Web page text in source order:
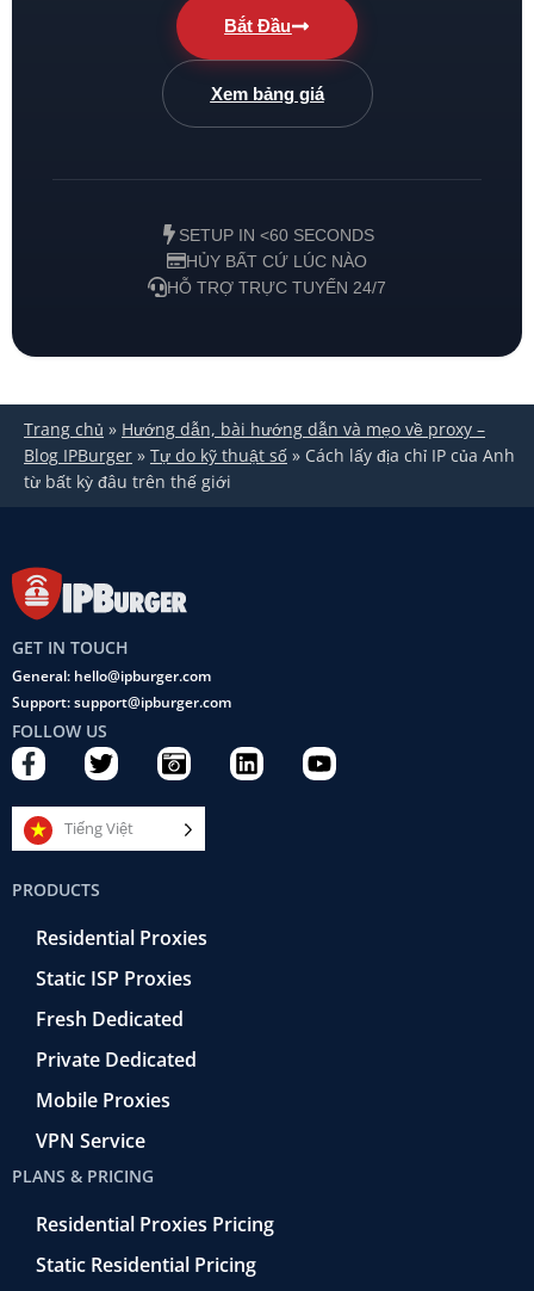
Bắt Đầu
Xem bảng giá
SETUP IN <60 SECONDS
HỦY BẤT CỨ LÚC NÀO
HỖ TRỢ TRỰC TUYẾN 24/7
Trang chủ » Hướng dẫn, bài hướng dẫn và mẹo về proxy –
Blog IPBurger » Tự do kỹ thuật số » Cách lấy địa chỉ IP của Anh
từ bất kỳ đâu trên thế giới
GET IN TOUCH
General: hello@ipburger.com
Support: support@ipburger.com
FOLLOW US
F
a
c
e
b
o
o
k
T
w
i
t
t
C
a
m
e
r
e
t
r
o
L
i
Y
o
Tiếng Việt
PRODUCTS
Residential Proxies
Static ISP Proxies
Fresh Dedicated
Private Dedicated
Mobile Proxies
VPN Service
PLANS & PRICING
Residential Proxies Pricing
Static Residential Pricing